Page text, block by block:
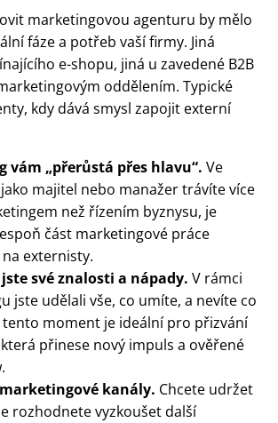
marketingovou agenturu by mělo
fáze a potřeb vaší firmy. Jiná
e-shopu, jiná u zavedené B2B
oddělením. Typické
kdy dává smysl zapojit externí
vám „přerůstá přes hlavu“. Ve
majitel nebo manažer trávíte více
než řízením byznysu, je
část marketingové práce
externisty.
své znalosti a nápady. V rámci
jste udělali vše, co umíte, a nevíte co
tento moment je ideální pro přizvání
přinese nový impuls a ověřené
kanály. Chcete udržet
rozhodnete vyzkoušet další